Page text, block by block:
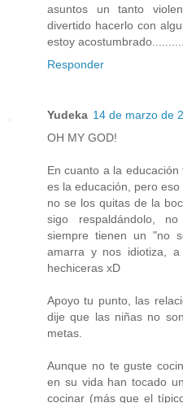
asuntos un tanto
divertido hacerlo con
estoy
Responder
Yudeka 14 de marzo de
OH MY GOD!
En cuanto a la
es la educación, pero
no se los quitas de la
sigo respaldándolo,
siempre tienen un "no
amarra y nos idiotiza,
hechiceras xD
Apoyo tu punto, las
dije que las niñas no
metas.
Aunque no te guste
en su vida han tocado
cocinar (más que el